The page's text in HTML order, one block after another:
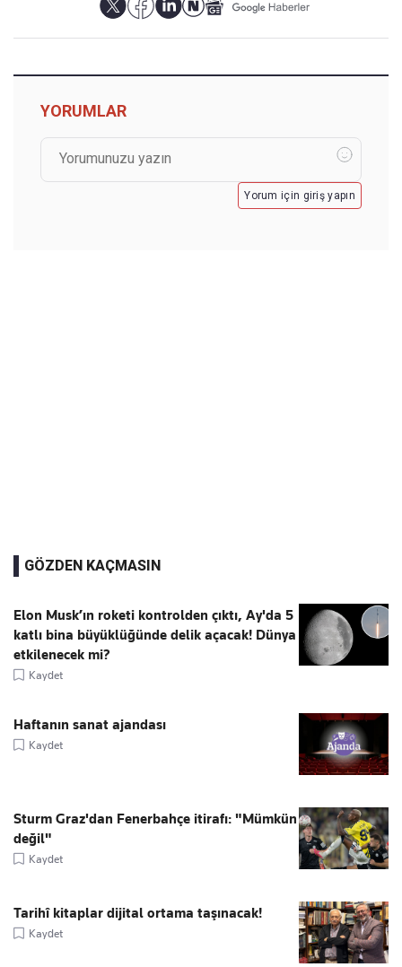
YORUMLAR
Yorum için giriş yapın
GÖZDEN KAÇMASIN
Elon Musk’ın roketi kontrolden çıktı, Ay'da 5
katlı bina büyüklüğünde delik açacak! Dünya
etkilenecek mi?
Kaydet
Haftanın sanat ajandası
Kaydet
Sturm Graz'dan Fenerbahçe itirafı: "Mümkün
değil"
Kaydet
Tarihî kitaplar dijital ortama taşınacak!
Kaydet